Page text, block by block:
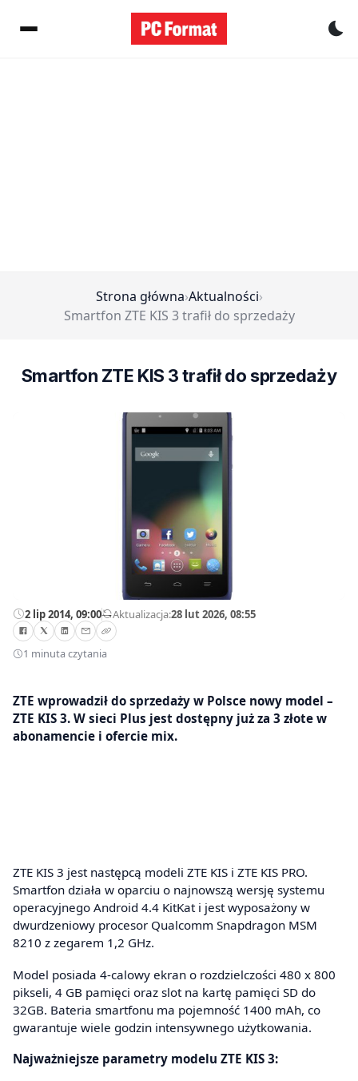
Strona główna›Aktualności›
Smartfon ZTE KIS 3 trafił do sprzedaży
Smartfon ZTE KIS 3 trafił do sprzedaży
2 lip 2014, 09:00—Aktualizacja:28 lut 2026, 08:55
1 minuta czytania
ZTE wprowadził do sprzedaży w Polsce nowy model –
ZTE KIS 3. W sieci Plus jest dostępny już za 3 złote w
abonamencie i ofercie mix.
ZTE KIS 3 jest następcą modeli ZTE KIS i ZTE KIS PRO.
Smartfon działa w oparciu o najnowszą wersję systemu
operacyjnego Android 4.4 KitKat i jest wyposażony w
dwurdzeniowy procesor Qualcomm Snapdragon MSM
8210 z zegarem 1,2 GHz.
Model posiada 4-calowy ekran o rozdzielczości 480 x 800
pikseli, 4 GB pamięci oraz slot na kartę pamięci SD do
32GB. Bateria smartfonu ma pojemność 1400 mAh, co
gwarantuje wiele godzin intensywnego użytkowania.
Najważniejsze parametry modelu ZTE KIS 3: